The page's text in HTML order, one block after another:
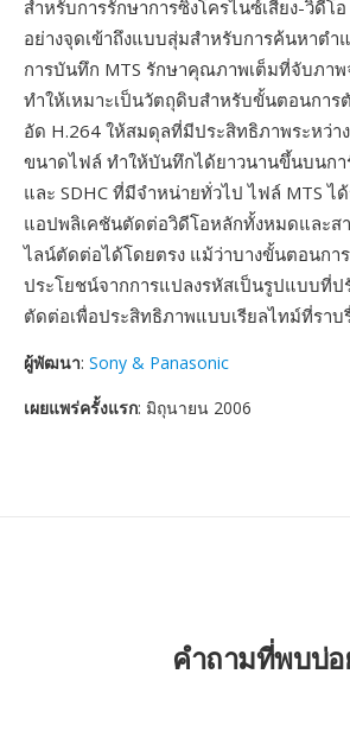
สำหรับการรักษาการซิงโครไนซ์เสียง-วิดีโ
อย่างจุดเข้าถึงแบบสุ่มสำหรับการค้นหาต
การบันทึก MTS รักษาคุณภาพเต็มที่จับภาพ
ทำให้เหมาะเป็นวัตถุดิบสำหรับขั้นตอนการ
อัด H.264 ให้สมดุลที่มีประสิทธิภาพระหว่
ขนาดไฟล์ ทำให้บันทึกได้ยาวนานขึ้นบนกา
และ SDHC ที่มีจำหน่ายทั่วไป ไฟล์ MTS ไ
แอปพลิเคชันตัดต่อวิดีโอหลักทั้งหมดและส
ไลน์ตัดต่อได้โดยตรง แม้ว่าบางขั้นตอนกา
ประโยชน์จากการแปลงรหัสเป็นรูปแบบที่ป
ตัดต่อเพื่อประสิทธิภาพแบบเรียลไทม์ที่ราบ
ผู้พัฒนา: Sony & Panasonic
เผยแพร่ครั้งแรก: มิถุนายน 2006
คำถามที่พบบ่อ